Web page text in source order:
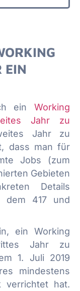
EIN
ein Working
Jahr zu
Jahr zu
dass man für
Jobs (zum
Gebieten
Details
dem 417 und
ein Working
Jahr zu
1. Juli 2019
mindestens
verrichtet hat.